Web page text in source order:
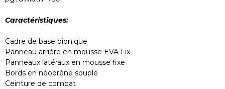
Caractéristiques:
Cadre de base bionique
Panneau arrière en mousse EVA Fix
Panneaux latéraux en mousse fixe
Bords en néoprène souple
Ceinture de combat